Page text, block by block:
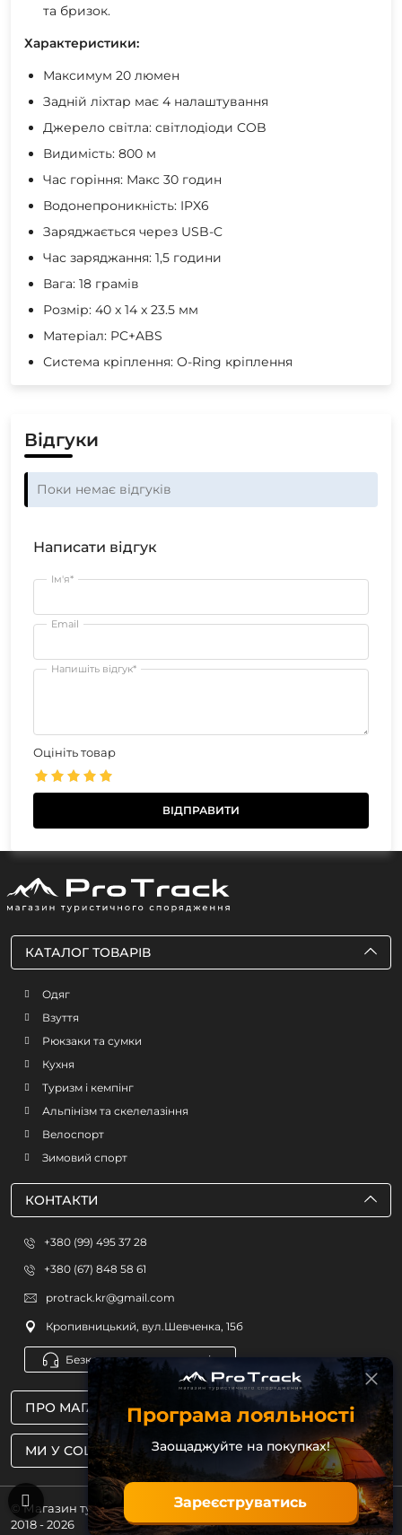
та бризок.
Характеристики:
Максимум 20 люмен
Задній ліхтар має 4 налаштування
Джерело світла: світлодіоди COB
Видимість: 800 м
Час горіння: Макс 30 годин
Водонепроникність: IPX6
Заряджається через USB-C
Час заряджання: 1,5 години
Вага: 18 грамів
Розмір: 40 x 14 x 23.5 мм
Матеріал: PC+ABS
Система кріплення: O-Ring кріплення
Відгуки
Поки немає відгуків
Написати відгук
Ім'я*
Email
Напишіть відгук*
Оцініть товар
МИ У СОЦМЕРЕЖАХ
ПРО МАГАЗИН
КАТАЛОГ ТОВАРІВ
Одяг
Взуття
Рюкзаки та сумки
Кухня
Туризм і кемпінг
Альпінізм та скелелазіння
Велоспорт
Зимовий спорт
КОНТАКТИ
+380 (99) 495 37 28
+380 (67) 848 58 61
protrack.kr@gmail.com
Кропивницький, вул.Шевченка, 15б
Безкоштовна консультація
© Магазин туристичного спорядження ProTrack
2018 - 2026
Програма лояльності
Заощаджуйте на покупках!
Зареєструватись